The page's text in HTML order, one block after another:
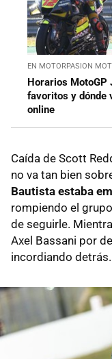
EN MOTORPASION
Horarios MotoGP
favoritos y dónde
online
Caída de Scott
no va tan bien
Bautista estaba
rompiendo el
de seguirle.
Axel Bassani por
incordiando detrás.